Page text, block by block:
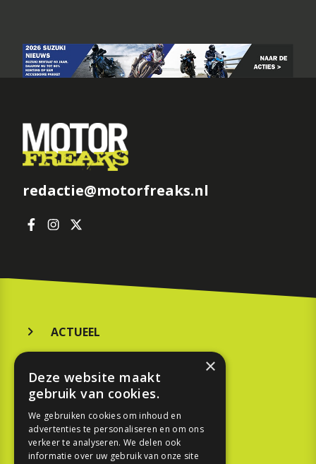
redactie@motorfreaks.nl
ACTUEEL
KOOPGIDS
TESTEN
SPORT
×
Deze website maakt
gebruik van cookies.
We gebruiken cookies om inhoud en
advertenties te personaliseren en om ons
verkeer te analyseren. We delen ook
informatie over uw gebruik van onze site